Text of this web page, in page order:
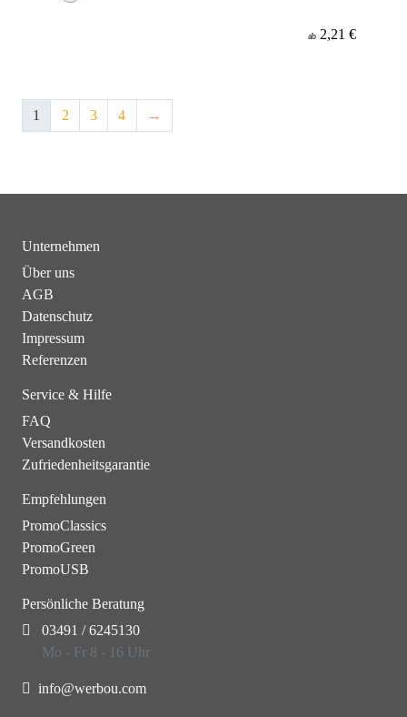
ab 2,21 €
1 2 3 4 →
Unternehmen
Über uns
AGB
Datenschutz
Impressum
Referenzen
Service & Hilfe
FAQ
Versandkosten
Zufriedenheitsgarantie
Empfehlungen
PromoClassics
PromoGreen
PromoUSB
Persönliche Beratung
03491 / 6245130
Mo - Fr 8 - 16 Uhr
info@werbou.com